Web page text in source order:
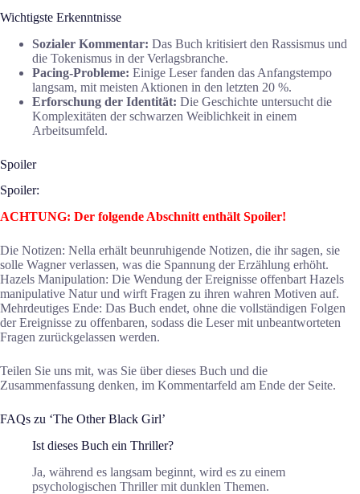
Wichtigste Erkenntnisse
Sozialer Kommentar: Das Buch kritisiert den Rassismus und
die Tokenismus in der Verlagsbranche.
Pacing-Probleme: Einige Leser fanden das Anfangstempo
langsam, mit meisten Aktionen in den letzten 20 %.
Erforschung der Identität: Die Geschichte untersucht die
Komplexitäten der schwarzen Weiblichkeit in einem
Arbeitsumfeld.
Spoiler
Spoiler:
ACHTUNG: Der folgende Abschnitt enthält Spoiler!
Die Notizen: Nella erhält beunruhigende Notizen, die ihr sagen, sie
solle Wagner verlassen, was die Spannung der Erzählung erhöht.
Hazels Manipulation: Die Wendung der Ereignisse offenbart Hazels
manipulative Natur und wirft Fragen zu ihren wahren Motiven auf.
Mehrdeutiges Ende: Das Buch endet, ohne die vollständigen Folgen
der Ereignisse zu offenbaren, sodass die Leser mit unbeantworteten
Fragen zurückgelassen werden.
Teilen Sie uns mit, was Sie über dieses Buch und die
Zusammenfassung denken, im Kommentarfeld am Ende der Seite.
FAQs zu ‘The Other Black Girl’
Ist dieses Buch ein Thriller?
Ja, während es langsam beginnt, wird es zu einem
psychologischen Thriller mit dunklen Themen.